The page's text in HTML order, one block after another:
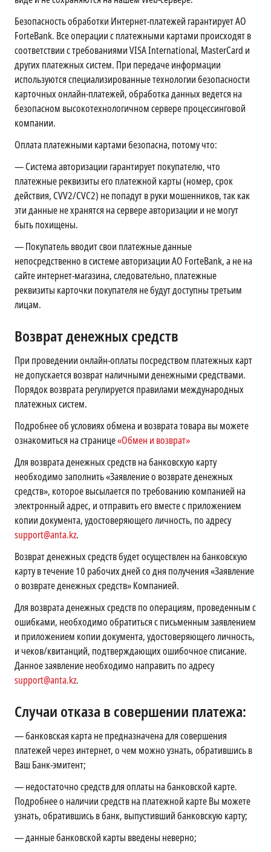
Безопасность обработки Интернет-платежей гарантирует АО
ForteBank. Все операции с платежными картами происходят в
соответствии с требованиями VISA International, MasterCard и
других платежных систем. При передаче информации
используются специализированные технологии безопасности
карточных онлайн-платежей, обработка данных ведется на
безопасном высокотехнологичном сервере процессинговой
компании.
Оплата платежными картами безопасна, потому что:
—Система авторизации гарантирует покупателю, что
платежные реквизиты его платежной карты (номер, срок
действия, CVV2/CVC2) не попадут в руки мошенников, так как
эти данные не хранятся на сервере авторизации и не могут
быть похищены.
—Покупатель вводит свои платежные данные
непосредственно в системе авторизации АО ForteBank, а не на
сайте интернет-магазина, следовательно, платежные
реквизиты карточки покупателя не будут доступны третьим
лицам.
Возврат денежных средств
При проведении онлайн-оплаты посредством платежных карт
не допускается возврат наличными денежными средствами.
Порядок возврата регулируется правилами международных
платежных систем.
Подробнее об условиях обмена и возврата товара вы можете
ознакомиться на странице«Обмен и возврат»
Для возврата денежных средств на банковскую карту
необходимо заполнить «Заявление о возврате денежных
средств», которое высылается по требованию компанией на
электронный адрес, и отправить его вместе с приложением
копии документа, удостоверяющего личность, по адресу
support@anta.kz.
Возврат денежных средств будет осуществлен на банковскую
карту в течение 10 рабочих дней со дня получения «Заявление
о возврате денежных средств» Компанией.
Для возврата денежных средств по операциям, проведенным с
ошибками, необходимо обратиться с письменным заявлением
и приложением копии документа, удостоверяющего личность,
и чеков/квитанций, подтверждающих ошибочное списание.
Данное заявление необходимо направить по адресу
support@anta.kz.
Случаи отказа в совершении платежа:
—банковская карта не предназначена для совершения
платежей через интернет, о чем можно узнать, обратившись в
Ваш Банк-эмитент;
—недостаточно средств для оплаты на банковской карте.
Подробнее о наличии средств на платежной карте Вы можете
узнать, обратившись в банк, выпустивший банковскую карту;
—данные банковской карты введены неверно;